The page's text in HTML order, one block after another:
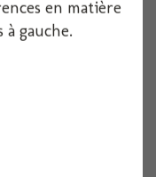
en matière
gauche.